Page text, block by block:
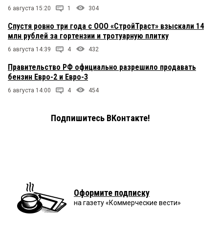
6 августа 15:20 1 304
Спустя ровно три года с ООО «СтройТраст» взыскали 14
млн рублей за гортензии и тротуарную плитку
6 августа 14:39 4 432
Правительство РФ официально разрешило продавать
бензин Евро-2 и Евро-3
6 августа 14:00 4 454
Подпишитесь ВКонтакте!
Оформите подписку
на газету «Коммерческие вести»